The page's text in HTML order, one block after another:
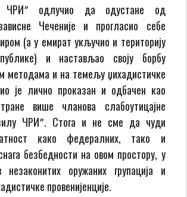
ЧРИˮ одлучио да одустане од
Чеченије и прогласио себе
(а у емират укључио и територију
и настављао своју борбу
методама и на темељу џихадистичке
је лично проказан и одбачен као
више чланова слабоутицајне
ЧРИˮ. Стога и не сме да чуди
како федералних, тако и
безбедности на овом простору, у
незаконитих оружаних групација и
провенијенције.